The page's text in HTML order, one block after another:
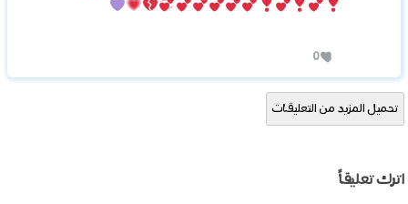
0
تحميل المزيد من التعليقات
اترك تعليقاً